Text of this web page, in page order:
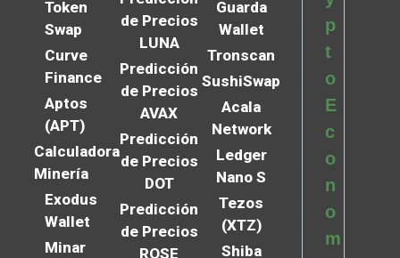
Token
Swap
Curve
Finance
Aptos
(APT)
Calculadora
Minería
Exodus
Wallet
Minar
de Precios
LUNA
Predicción
de Precios
AVAX
Predicción
de Precios
DOT
Predicción
de Precios
ROSE
Guarda
Wallet
Tronscan
SushiSwap
Acala
Network
Ledger
Nano S
Tezos
(XTZ)
Shiba
p
t
o
E
c
o
n
o
m